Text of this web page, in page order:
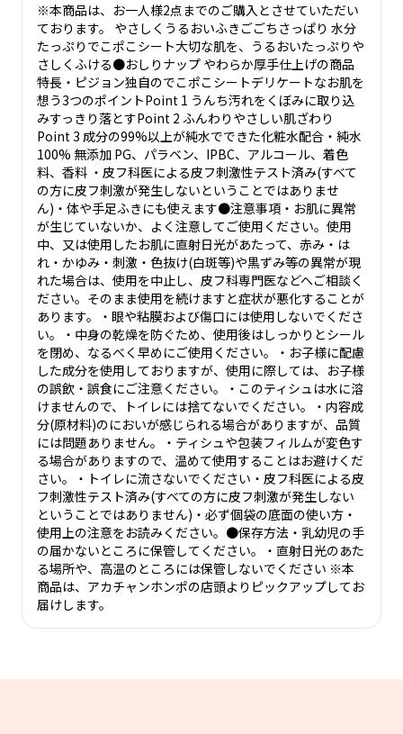
※本商品は、お一人様2点までのご購入とさせていただい
ております。 やさしくうるおいふきごごちさっぱり 水分
たっぷりでこポこシート大切な肌を、うるおいたっぷりや
さしくふける●おしりナップ やわらか厚手仕上げの商品
特長・ピジョン独自のでこポこシートデリケートなお肌を
想う3つのポイントPoint 1 うんち汚れをくぼみに取り込
みすっきり落とすPoint 2 ふんわりやさしい肌ざわり
Point 3 成分の99%以上が純水でできた化粧水配合・純水
100% 無添加 PG、パラベン、IPBC、アルコール、着色
料、香料 ・皮フ科医による皮フ刺激性テスト済み(すべて
の方に皮フ刺激が発生しないということではありませ
ん)・体や手足ふきにも使えます●注意事項・お肌に異常
が生じていないか、よく注意してご使用ください。使用
中、又は使用したお肌に直射日光があたって、赤み・は
れ・かゆみ・刺激・色抜け(白斑等)や黒ずみ等の異常が現
れた場合は、使用を中止し、皮フ科専門医などへご相談く
ださい。そのまま使用を続けますと症状が悪化することが
あります。・眼や粘膜および傷口には使用しないでくださ
い。・中身の乾燥を防ぐため、使用後はしっかりとシール
を閉め、なるべく早めにご使用ください。・お子様に配慮
した成分を使用しておりますが、使用に際しては、お子様
の誤飲・誤食にご注意ください。・このティシュは水に溶
けませんので、トイレには捨てないでください。・内容成
分(原材料)のにおいが感じられる場合がありますが、品質
には問題ありません。・ティシュや包装フィルムが変色す
る場合がありますので、温めて使用することはお避けくだ
さい。・トイレに流さないでください・皮フ科医による皮
フ刺激性テスト済み(すべての方に皮フ刺激が発生しない
ということではありません)・必ず個袋の底面の使い方・
使用上の注意をお読みください。●保存方法・乳幼児の手
の届かないところに保管してください。・直射日光のあた
る場所や、高温のところには保管しないでください ※本
商品は、アカチャンホンポの店頭よりピックアップしてお
届けします。